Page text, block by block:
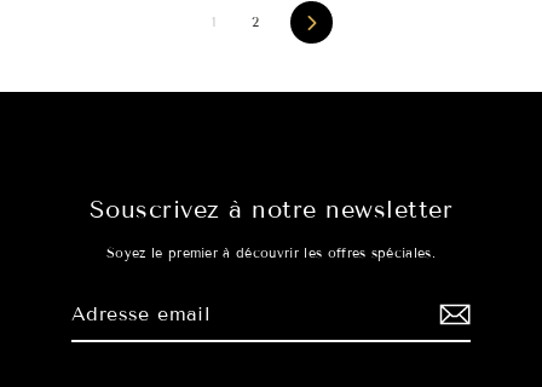
1 2 Suivant
Souscrivez à notre newsletter
Soyez le premier à découvrir les offres spéciales.